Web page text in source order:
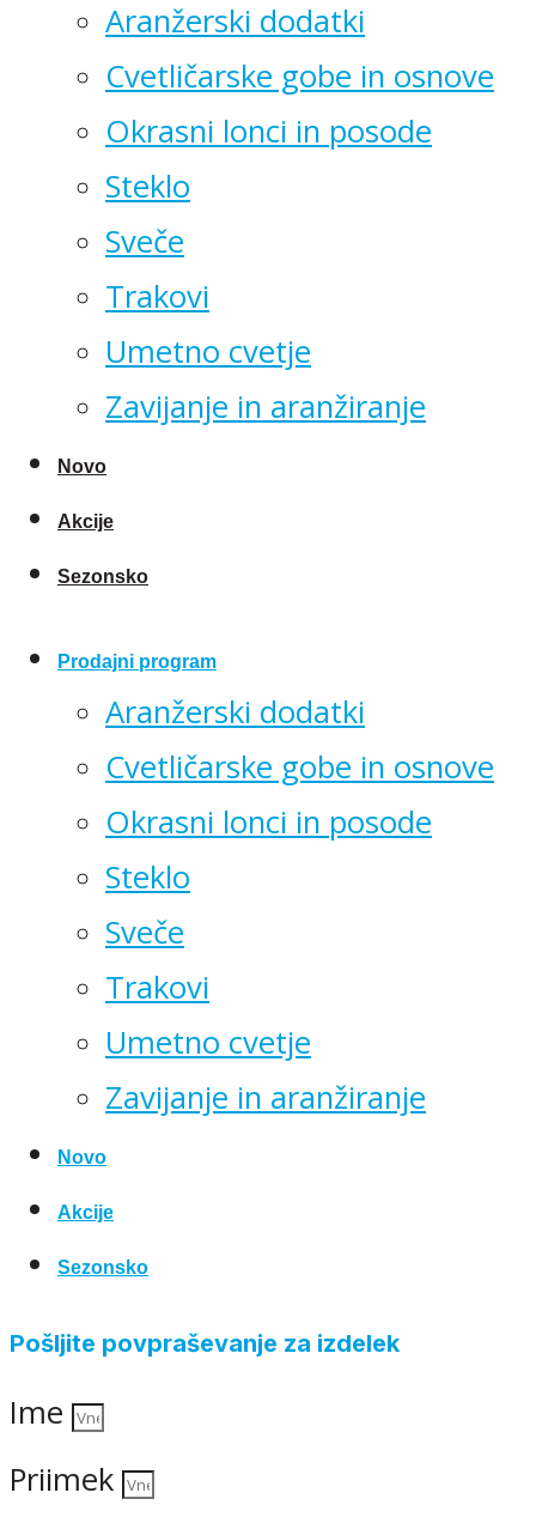
Aranžerski dodatki
Cvetličarske gobe in osnove
Okrasni lonci in posode
Steklo
Sveče
Trakovi
Umetno cvetje
Zavijanje in aranžiranje
Novo
Akcije
Sezonsko
Prodajni program
Aranžerski dodatki
Cvetličarske gobe in osnove
Okrasni lonci in posode
Steklo
Sveče
Trakovi
Umetno cvetje
Zavijanje in aranžiranje
Novo
Akcije
Sezonsko
Pošljite povpraševanje za izdelek
Ime
Priimek